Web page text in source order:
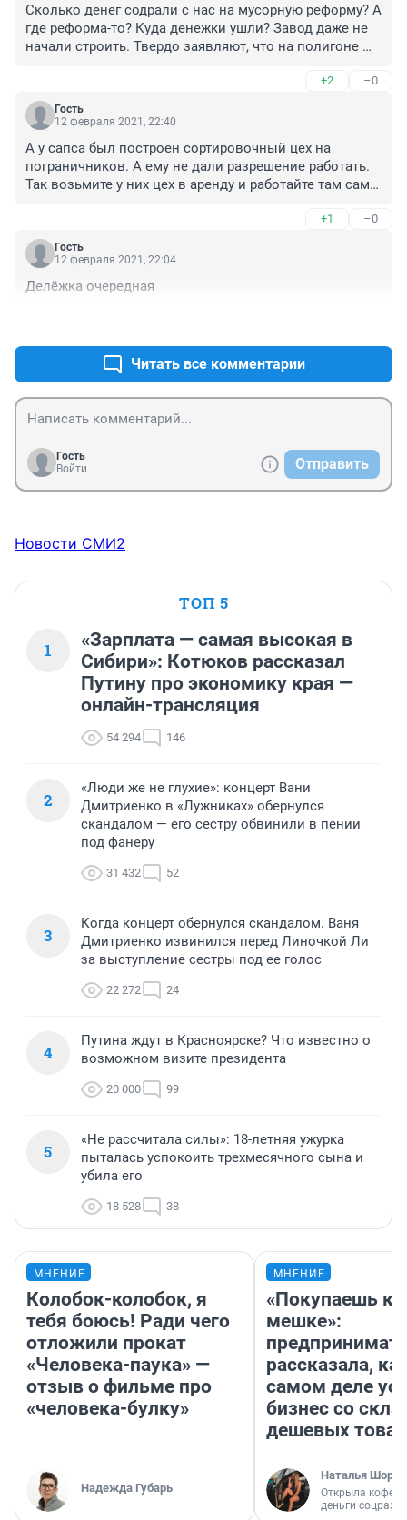
Сколько денег содрали с нас на мусорную реформу? А
где реформа-то? Куда денежки ушли? Завод даже не
начали строить. Твердо заявляют, что на полигоне
поувольняются и... нет места, и мусор девать некуда.
+2 –0
Гость
12 февраля 2021, 22:40
А у сапса был построен сортировочный цех на
пограничников. А ему не дали разрешение работать.
Так возьмите у них цех в аренду и работайте там сами
+1 –0
Гость
12 февраля 2021, 22:04
Делёжка очередная
Читать все комментарии
Гость
Войти
Отправить
Новости СМИ2
ТОП 5
1
«Зарплата — самая высокая в
Сибири»: Котюков рассказал
Путину про экономику края —
онлайн-трансляция
54 294 146
2
«Люди же не глухие»: концерт Вани
Дмитриенко в «Лужниках» обернулся
скандалом — его сестру обвинили в пении
под фанеру
31 432 52
3
Когда концерт обернулся скандалом. Ваня
Дмитриенко извинился перед Линочкой Ли
за выступление сестры под ее голос
22 272 24
4
Путина ждут в Красноярске? Что известно о
возможном визите президента
20 000 99
5
«Не рассчитала силы»: 18-летняя ужурка
пыталась успокоить трехмесячного сына и
убила его
18 528 38
МНЕНИЕ
Колобок-колобок, я
тебя боюсь! Ради чего
отложили прокат
«Человека-паука» —
отзыв о фильме про
«человека-булку»
Надежда Губарь
МНЕНИЕ
«Покупаешь
мешке»:
рассказала,
самом деле
бизнес со
дешевых
Наталья
Открыла
деньги